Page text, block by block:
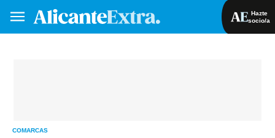
Hazte
socio/a
COMARCAS